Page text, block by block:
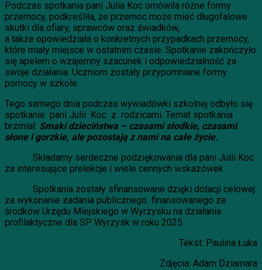
Podczas spotkania pani Julia Koc omówiła różne formy
przemocy, podkreśliła, że przemoc może mieć długofalowe
skutki dla ofiary, sprawców oraz świadków,
a także opowiedziała o konkretnych przypadkach przemocy,
które miały miejsce w ostatnim czasie. Spotkanie zakończyło
się apelem o wzajemny szacunek i odpowiedzialność za
swoje działania. Uczniom zostały przypomniane formy
pomocy w szkole.
Tego samego dnia podczas wywiadówki szkolnej odbyło się
spotkanie pani Julii Koc z rodzicami. Temat spotkania
brzmiał: Smaki dzieciństwa – czasami słodkie, czasami
słone i gorzkie, ale pozostają z nami na całe życie.
Składamy serdeczne podziękowania dla pani Julii Koc
za interesujące prelekcje i wiele cennych wskazówek.
Spotkania zostały sfinansowane dzięki dotacji celowej
za wykonanie zadania publicznego finansowanego ze
środków Urzędu Miejskiego w Wyrzysku na działania
profilaktyczne dla SP Wyrzysk w roku 2025.
Tekst: Paulina Łuka
Zdjęcia: Adam Dziamara